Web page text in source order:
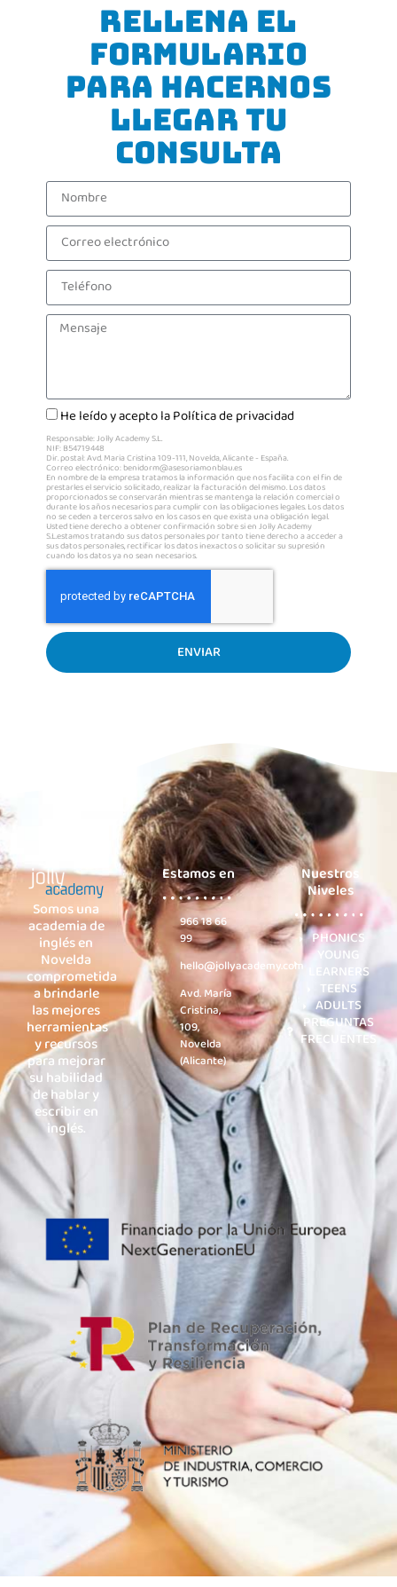
Rellena el
formulario
para hacernos
llegar tu
consulta
He leído y acepto laPolítica de privacidad
Responsable: Jolly Academy S.L.
NIF: B54719448
Dir. postal: Avd. Maria Cristina 109-111, Novelda, Alicante - España.
Correo electrónico: benidorm@asesoriamonblau.es
En nombre de la empresa tratamos la información que nos facilita con el fin de
prestarles el servicio solicitado, realizar la facturación del mismo. Los datos
proporcionados se conservarán mientras se mantenga la relación comercial o
durante los años necesarios para cumplir con las obligaciones legales. Los datos
no se ceden a terceros salvo en los casos en que exista una obligación legal.
Usted tiene derecho a obtener confirmación sobre si en Jolly Academy
S.L.estamos tratando sus datos personales por tanto tiene derecho a acceder a
sus datos personales, rectificar los datos inexactos o solicitar su supresión
cuando los datos ya no sean necesarios.
ENVIAR
Somos una
academia de
inglés en
Novelda
comprometida
a brindarle
las mejores
herramientas
y recursos
para mejorar
su habilidad
de hablar y
escribir en
inglés.
Estamos en
966 18 66
99
hello@jollyacademy.com
Avd. María
Cristina,
109,
Novelda
(Alicante)
Nuestros
Niveles
PHONICS
YOUNG
LEARNERS
TEENS
ADULTS
PREGUNTAS
FRECUENTES